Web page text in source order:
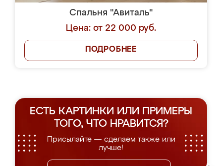
Спальня "Авиталь"
Цена: от 22 000 руб.
ПОДРОБНЕЕ
ЕСТЬ КАРТИНКИ ИЛИ ПРИМЕРЫ
ТОГО, ЧТО НРАВИТСЯ?
Присылайте — сделаем также или
лучше!